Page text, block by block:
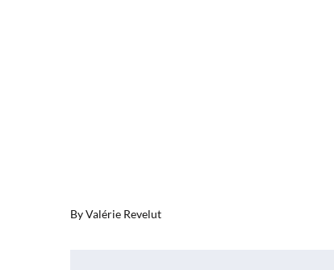
ByValérie Revelut